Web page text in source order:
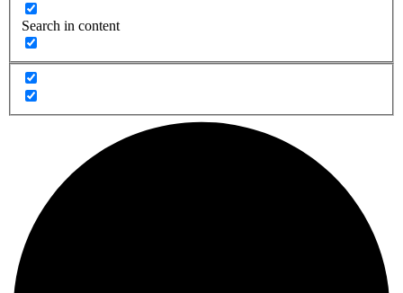
Search in content